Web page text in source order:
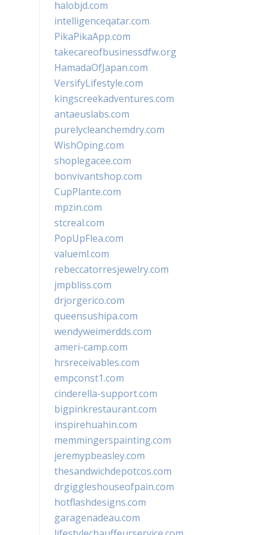
halobjd.com
intelligenceqatar.com
PikaPikaApp.com
takecareofbusinessdfw.org
HamadaOfJapan.com
VersifyLifestyle.com
kingscreekadventures.com
antaeuslabs.com
purelycleanchemdry.com
WishOping.com
shoplegacee.com
bonvivantshop.com
CupPlante.com
mpzin.com
stcreal.com
PopUpFlea.com
valueml.com
rebeccatorresjewelry.com
jmpbliss.com
drjorgerico.com
queensushipa.com
wendyweimerdds.com
ameri-camp.com
hrsreceivables.com
empconst1.com
cinderella-support.com
bigpinkrestaurant.com
inspirehuahin.com
memmingerspainting.com
jeremypbeasley.com
thesandwichdepotcos.com
drgiggleshouseofpain.com
hotflashdesigns.com
garagenadeau.com